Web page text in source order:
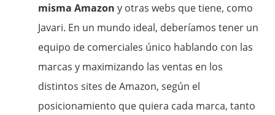
misma Amazon y otras webs que tiene, como
Javari. En un mundo ideal, deberíamos tener un
equipo de comerciales único hablando con las
marcas y maximizando las ventas en los
distintos sites de Amazon, según el
posicionamiento que quiera cada marca, tanto